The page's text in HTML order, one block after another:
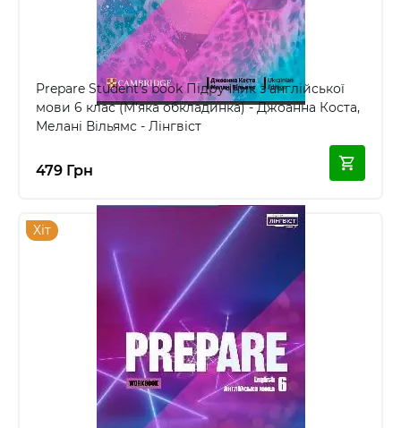
Prepare Student's book Підручник з англійської
мови 6 клас (М'яка обкладинка) - Джоанна Коста,
Мелані Вільямс - Лінгвіст
479 Грн
Хіт